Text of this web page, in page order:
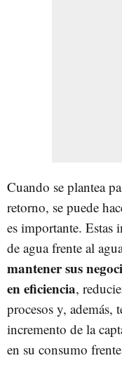
Cuando se plantea
retorno, se puede
es importante. Estas
de agua frente al
mantener sus
en eficiencia,
procesos y, además,
incremento de la
en su consumo